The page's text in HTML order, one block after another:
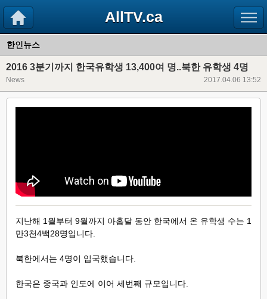
AllTV.ca
한인뉴스
2016 3분기까지 한국유학생 13,400여 명..북한 유학생 4명
News 2017.04.06 13:52
지난해 1월부터 9월까지 아홉달 동안 한국에서 온 유학생 수는 1
만3천4백28명입니다.
북한에서는 4명이 입국했습니다.
한국은 중국과 인도에 이어 세번째 규모입니다.